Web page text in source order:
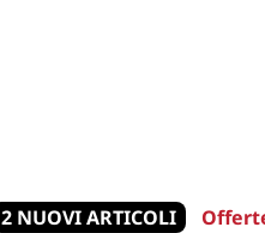
2 NUOVI ARTICOLI